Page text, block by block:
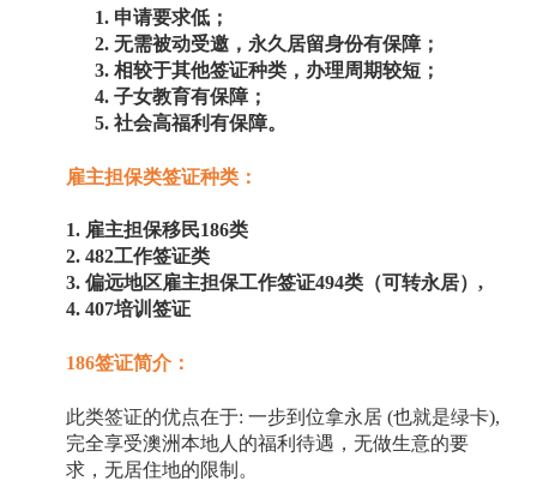
1. 申请要求低；
2. 无需被动受邀，永久居留身份有保障；
3. 相较于其他签证种类，办理周期较短；
4. 子女教育有保障；
5. 社会高福利有保障。
雇主担保类签证种类：
1. 雇主担保移民186类
2. 482工作签证类
3. 偏远地区雇主担保工作签证494类（可转永居）,
4. 407培训签证
186签证简介：
此类签证的优点在于: 一步到位拿永居 (也就是绿卡),
完全享受澳洲本地人的福利待遇，无做生意的要
求，无居住地的限制。